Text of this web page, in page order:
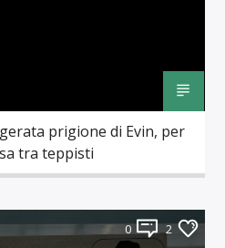
prigione di Evin, per
tra teppisti
0 2